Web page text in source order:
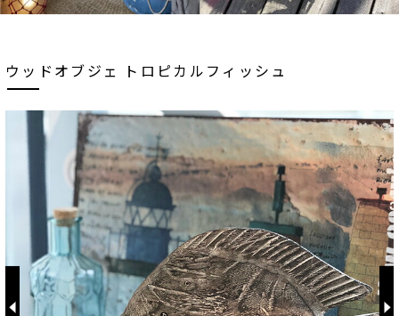
ウッドオブジェ トロピカルフィッシュ